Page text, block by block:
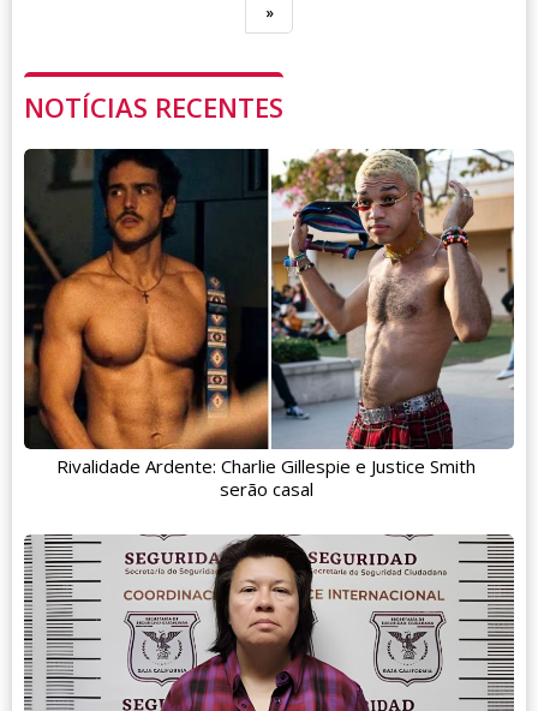
»
NOTÍCIAS RECENTES
Rivalidade Ardente: Charlie Gillespie e Justice Smith
serão casal